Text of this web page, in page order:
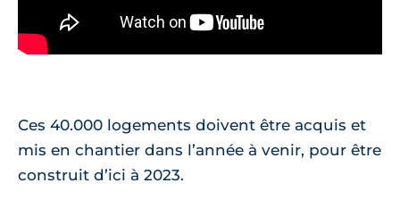
Ces 40.000 logements doivent être acquis et
mis en chantier dans l’année à venir, pour être
construit d’ici à 2023.